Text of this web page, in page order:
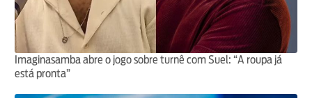
Imaginasamba abre o jogo sobre turnê com Suel: “A roupa já
está pronta”